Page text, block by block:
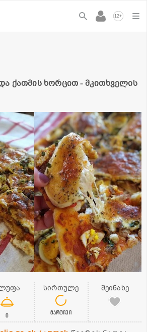
12+
ქათმის ხორცით - მკითხველის
0
სირთულე
მარტივი
შეინახე